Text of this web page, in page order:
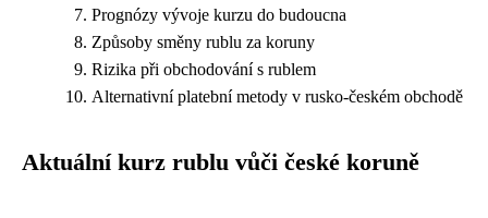
Prognózy vývoje kurzu do budoucna
Způsoby směny rublu za koruny
Rizika při obchodování s rublem
Alternativní platební metody v rusko-českém obchodě
Aktuální kurz rublu vůči české koruně